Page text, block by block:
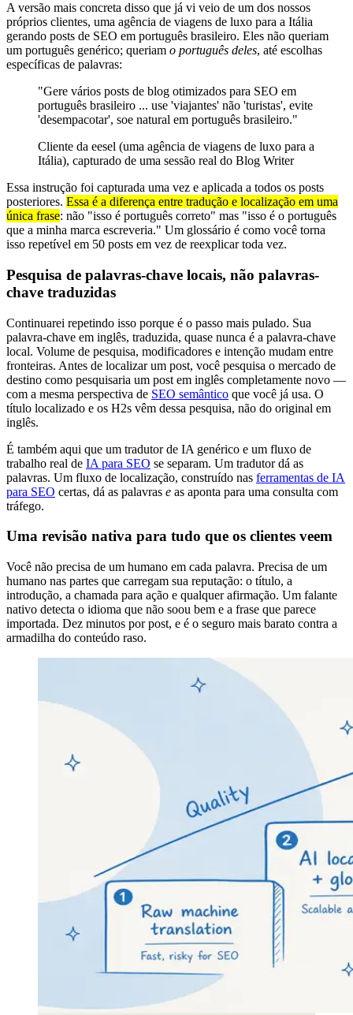
A versão mais concreta disso que já vi veio de um dos nossos
próprios clientes, uma agência de viagens de luxo para a Itália
gerando posts de SEO em português brasileiro. Eles não queriam
um português genérico; queriam o português deles, até escolhas
específicas de palavras:
"Gere vários posts de blog otimizados para SEO em
português brasileiro ... use 'viajantes' não 'turistas', evite
'desempacotar', soe natural em português brasileiro."
Cliente da eesel (uma agência de viagens de luxo para a
Itália), capturado de uma sessão real do Blog Writer
Essa instrução foi capturada uma vez e aplicada a todos os posts
posteriores. Essa é a diferença entre tradução e localização em uma
única frase: não "isso é português correto" mas "isso é o português
que a minha marca escreveria." Um glossário é como você torna
isso repetível em 50 posts em vez de reexplicar toda vez.
Pesquisa de palavras-chave locais, não palavras-
chave traduzidas
Continuarei repetindo isso porque é o passo mais pulado. Sua
palavra-chave em inglês, traduzida, quase nunca é a palavra-chave
local. Volume de pesquisa, modificadores e intenção mudam entre
fronteiras. Antes de localizar um post, você pesquisa o mercado de
destino como pesquisaria um post em inglês completamente novo —
com a mesma perspectiva de SEO semântico que você já usa. O
título localizado e os H2s vêm dessa pesquisa, não do original em
inglês.
É também aqui que um tradutor de IA genérico e um fluxo de
trabalho real de IA para SEO se separam. Um tradutor dá as
palavras. Um fluxo de localização, construído nas ferramentas de IA
para SEO certas, dá as palavras e as aponta para uma consulta com
tráfego.
Uma revisão nativa para tudo que os clientes veem
Você não precisa de um humano em cada palavra. Precisa de um
humano nas partes que carregam sua reputação: o título, a
introdução, a chamada para ação e qualquer afirmação. Um falante
nativo detecta o idioma que não soou bem e a frase que parece
importada. Dez minutos por post, e é o seguro mais barato contra a
armadilha do conteúdo raso.